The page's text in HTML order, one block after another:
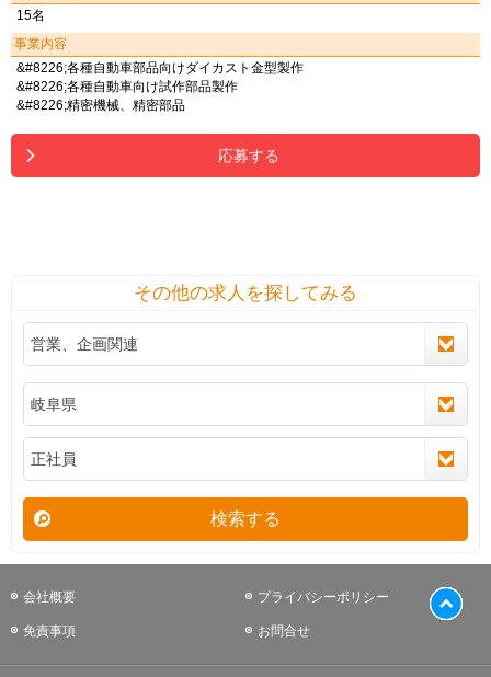
15名
事業内容
&#8226;各種自動車部品向けダイカスト金型製作
&#8226;各種自動車向け試作部品製作
&#8226;精密機械、精密部品
応募する
その他の求人を探してみる
検索する
会社概要 プライバシーポリシー
免責事項 お問合せ